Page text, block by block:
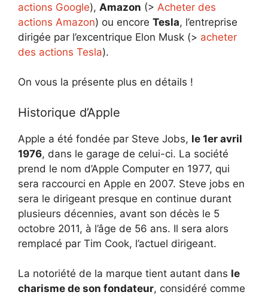
actions Google), Amazon (> Acheter des
actions Amazon) ou encore Tesla, l’entreprise
dirigée par l’excentrique Elon Musk (> acheter
des actions Tesla).
On vous la présente plus en détails !
Historique d’Apple
Apple a été fondée par Steve Jobs, le 1er avril
1976, dans le garage de celui-ci. La société
prend le nom d’Apple Computer en 1977, qui
sera raccourci en Apple en 2007. Steve jobs en
sera le dirigeant presque en continue durant
plusieurs décennies, avant son décès le 5
octobre 2011, à l’âge de 56 ans. Il sera alors
remplacé par Tim Cook, l’actuel dirigeant.
La notoriété de la marque tient autant dans le
charisme de son fondateur, considéré comme